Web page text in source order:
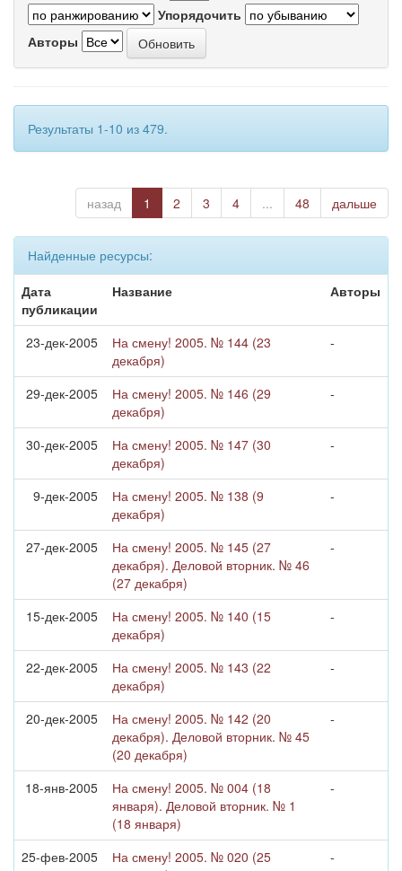
Упорядочить
Авторы
Результаты 1-10 из 479.
назад 1 2 3 4 ... 48 дальше
Найденные ресурсы:
Дата
публикации
Название Авторы
23-дек-2005
На смену! 2005. № 144 (23
декабря)
-
29-дек-2005
На смену! 2005. № 146 (29
декабря)
-
30-дек-2005
На смену! 2005. № 147 (30
декабря)
-
9-дек-2005
На смену! 2005. № 138 (9
декабря)
-
27-дек-2005
На смену! 2005. № 145 (27
декабря). Деловой вторник. № 46
(27 декабря)
-
15-дек-2005
На смену! 2005. № 140 (15
декабря)
-
22-дек-2005
На смену! 2005. № 143 (22
декабря)
-
20-дек-2005
На смену! 2005. № 142 (20
декабря). Деловой вторник. № 45
(20 декабря)
-
18-янв-2005
На смену! 2005. № 004 (18
января). Деловой вторник. № 1
(18 января)
-
25-фев-2005
На смену! 2005. № 020 (25
-